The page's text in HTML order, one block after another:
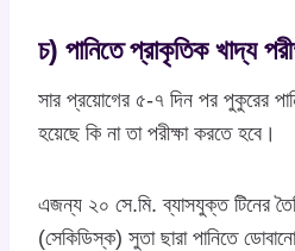
চ) পানিতে প্রাকৃতিক খাদ্য
সার প্রয়োগের ৫-৭ দিন পর পুকুরের
হয়েছে কি না তা পরীক্ষা করতে হবে।
এজন্য ২০ সে.মি. ব্যাসযুক্ত টিনের
(সেকিডিস্ক) সুতা ছারা পানিতে